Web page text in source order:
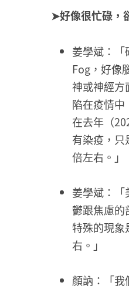
➤好像很忙碌，
姜學斌：「
Fog，好像
神或神經方
陷在疫情中
在去年（
有染疫，
倍左右。」
姜學斌：
鬱跟焦慮
特殊的現象
右。」
顏訥：「我